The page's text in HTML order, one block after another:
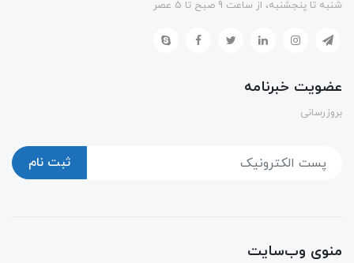
شنبه تا پنجشنبه، از ساعت 9 صبح تا 5 عصر
عضویت خبرنامه
بروزرسانی
ثبت نام
منوی وب‌سایت